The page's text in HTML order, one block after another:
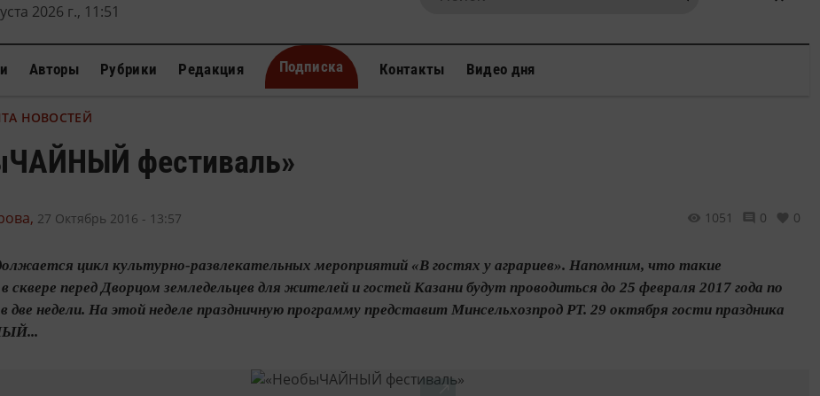
2026 г., 11:51
Авторы Рубрики Редакция Подписка Контакты Видео дня
НОВОСТЕЙ
фестиваль»
27 Октябрь 2016 - 13:57 1051 0 0
цикл культурно-развлекательных мероприятий «В гостях у аграриев». Напомним, что такие
сквере перед Дворцом земледельцев для жителей и гостей Казани будут проводиться до 25 февраля 2017 года по
две недели. На этой неделе праздничную программу представит Минсельхозпрод РТ. 29 октября гости праздника